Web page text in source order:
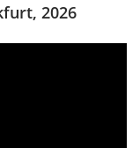
2026